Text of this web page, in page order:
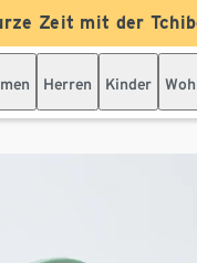
Zeit mit der
Herren Kinder